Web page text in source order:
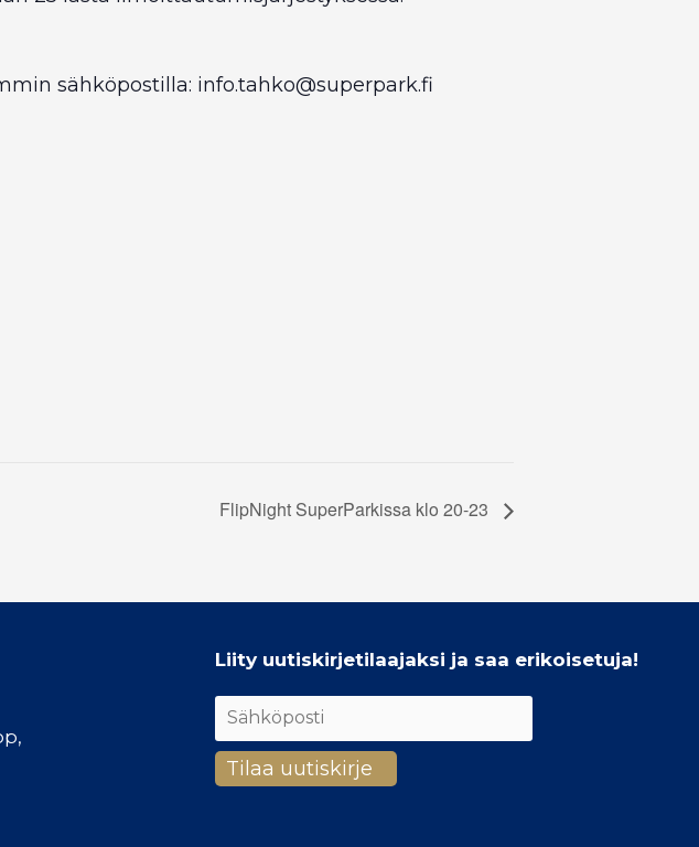
sähköpostilla: info.tahko@superpark.fi
FlipNight SuperParkissa klo 20-23
Liity uutiskirjetilaajaksi ja saa erikoisetuja!